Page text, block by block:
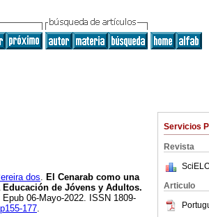
Servicios
Revista
Articulo
dos. El Cenarab como una
de Jóvens y Adultos.
06-Mayo-2022. ISSN 1809-
177.